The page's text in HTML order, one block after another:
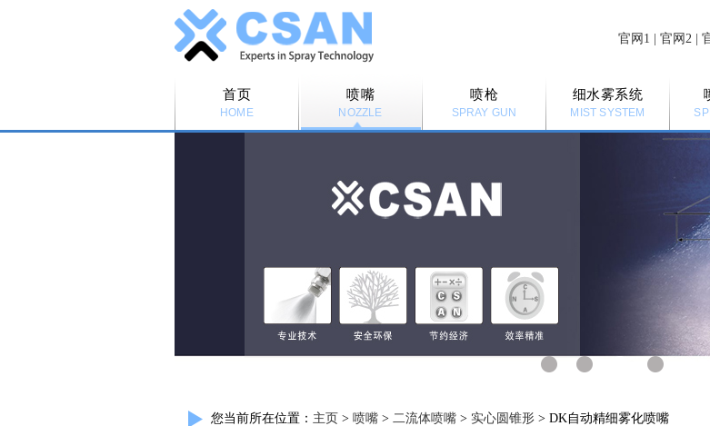
官网1 官网2|
首页
HOME
喷嘴
NOZZLE
喷枪
SPRAY GUN
细水雾系统
MIST SYSTEM
您当前所在位置： 主页 > 喷嘴 > 二流体喷嘴 > 实心圆锥形 > DK自动精细雾化喷嘴